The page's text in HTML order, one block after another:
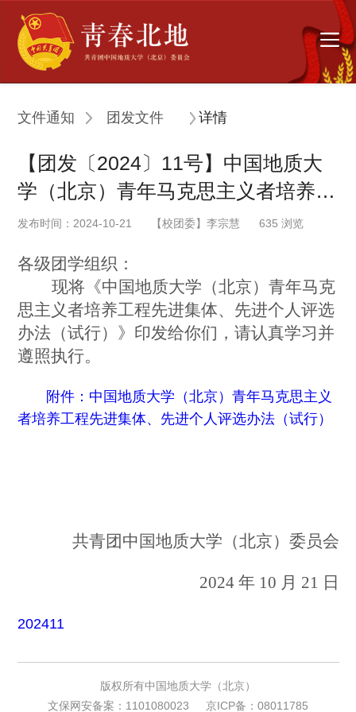
文件通知 团发文件 详情
【团发〔2024〕11号】中国地质大
学（北京）青年马克思主义者培养工
程先进集体、先进个人评选办法
发布时间：2024-10-21 【校团委】李宗慧 635 浏览
各级团学组织：
现将《中国地质大学（北京）青年马克
思主义者培养工程先进集体、先进个人评选
办法（试行）》印发给你们，请认真学习并
遵照执行。
附件：中国地质大学（北京）青年马克思主义
者培养工程先进集体、先进个人评选办法（试行）
共青团中国地质大学（北京）委员会
2024 年 10 月 21 日
202411
版权所有中国地质大学（北京）
文保网安备案：1101080023
京ICP备：08011785